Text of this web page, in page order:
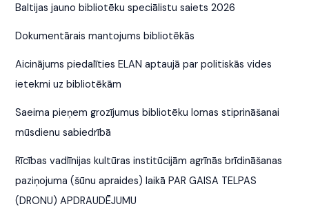
Baltijas jauno bibliotēku speciālistu saiets 2026
Dokumentārais mantojums bibliotēkās
Aicinājums piedalīties ELAN aptaujā par politiskās vides
ietekmi uz bibliotēkām
Saeima pieņem grozījumus bibliotēku lomas stiprināšanai
mūsdienu sabiedrībā
Rīcības vadlīnijas kultūras institūcijām agrīnās brīdināšanas
paziņojuma (šūnu apraides) laikā PAR GAISA TELPAS
(DRONU) APDRAUDĒJUMU